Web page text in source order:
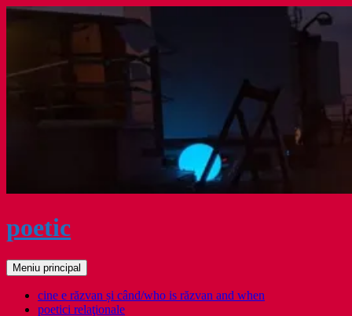
Sari
poetic
Caută
Meniu principal
cine e răzvan și când/who is răzvan and when
poetici relaţionale